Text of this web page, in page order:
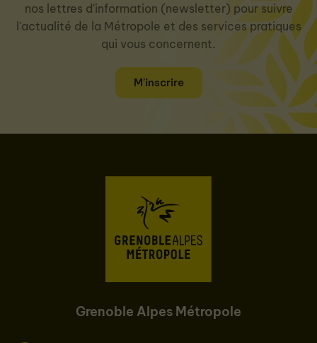
nos lettres d'information (newsletter) pour suivre
l'actualité de la Métropole et des services pratiques
qui vous concernent.
M'inscrire
Grenoble Alpes Métropole